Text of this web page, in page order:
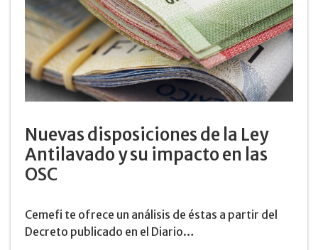
Nuevas disposiciones de la Ley
Antilavado y su impacto en las
OSC
Cemefi te ofrece un análisis de éstas a partir del
Decreto publicado en el Diario…